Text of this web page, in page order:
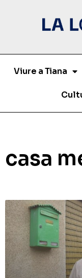
Viure a Tiana
casa